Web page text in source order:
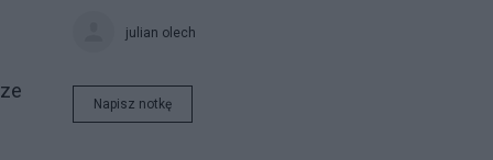
julian olech
Napisz notkę